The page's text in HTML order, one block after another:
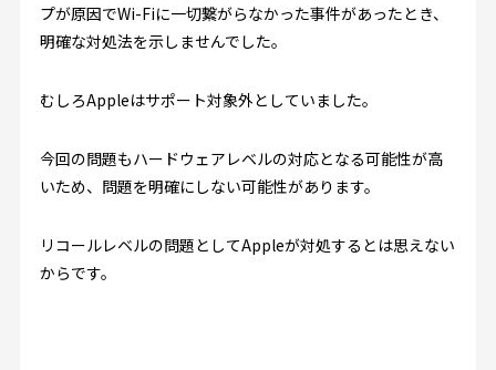
プが原因でWi-Fiに一切繋がらなかった事件があったとき、
明確な対処法を示しませんでした。
むしろAppleはサポート対象外としていました。
今回の問題もハードウェアレベルの対応となる可能性が高
いため、問題を明確にしない可能性があります。
リコールレベルの問題としてAppleが対処するとは思えない
からです。